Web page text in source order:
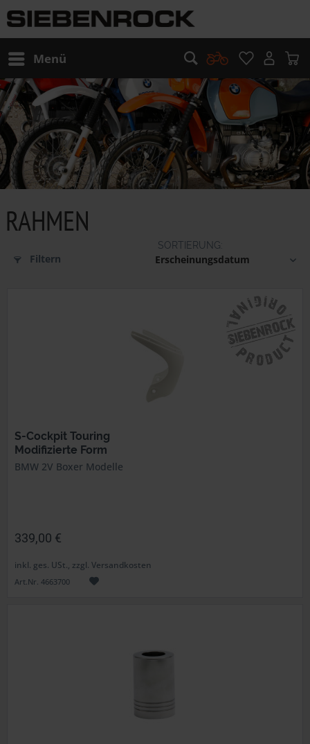
Menü
RAHMEN
Filtern
S-Cockpit Touring
Modifizierte Form
BMW 2V Boxer Modelle
339,00 €
inkl. ges. USt., zzgl. Versandkosten
Art.Nr. 4663700